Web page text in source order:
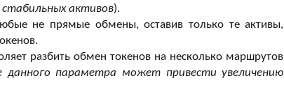
активов).
не прямые обмены, оставив только те активы,
разбить обмен токенов на несколько маршрутов
данного параметра может привести увеличению